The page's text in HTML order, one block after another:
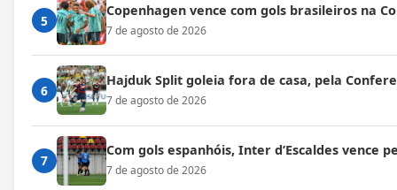
5
Copenhagen vence com gols brasileiros na
7 de agosto de 2026
6
Hajduk Split goleia fora de casa, pela
7 de agosto de 2026
7
Com gols espanhóis, Inter d’Escaldes vence
7 de agosto de 2026